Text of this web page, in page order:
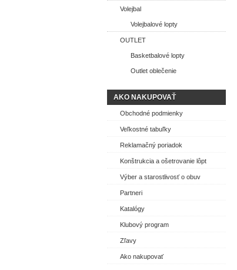
Volejbal
Volejbalové lopty
OUTLET
Basketbalové lopty
Outlet oblečenie
AKO NAKUPOVAŤ
Obchodné podmienky
Veľkostné tabuľky
Reklamačný poriadok
Konštrukcia a ošetrovanie lôpt
Výber a starostlivosť o obuv
Partneri
Katalógy
Klubový program
Zľavy
Ako nakupovať